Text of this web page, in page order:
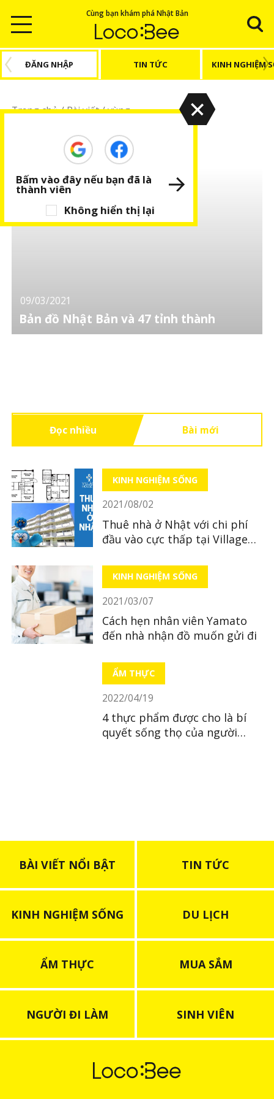
Cùng bạn khám phá Nhật Bản
ĐĂNG NHẬP TIN TỨC KINH NGHIỆM
Trang chủ/Bài viết/vùng
09/03/2021
Bản đồ Nhật Bản và 47 tỉnh thành
Đọc nhiều Bài mới
KINH NGHIỆM SỐNG
2021/08/02
Thuê nhà ở Nhật với chi phí
đầu vào cực thấp tại Village
KINH NGHIỆM SỐNG
2021/03/07
Cách hẹn nhân viên Yamato
đến nhà nhận đồ muốn gửi đi
ẨM THỰC
2022/04/19
4 thực phẩm được cho là bí
quyết sống thọ của người
Không hiển thị lại
Bấm vào đây nếu bạn đã là
thành viên
BÀI VIẾT NỔI BẬT TIN TỨC
KINH NGHIỆM SỐNG DU LỊCH
ẨM THỰC MUA SẮM
NGƯỜI ĐI LÀM SINH VIÊN